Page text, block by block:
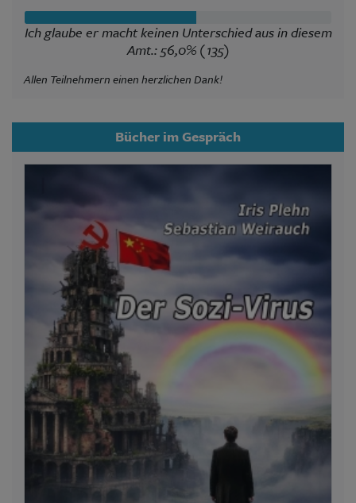
Ich glaube er macht keinen Unterschied aus in diesem
Amt.: 56,0% (135)
Allen Teilnehmern einen herzlichen Dank!
Bücher im Gespräch